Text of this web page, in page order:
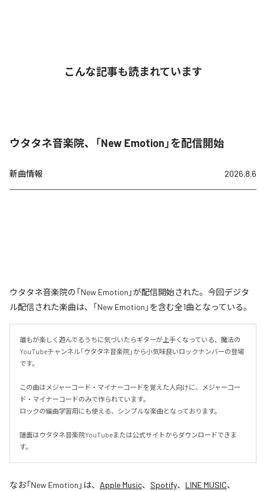
こんな記事も読まれています
ウタタネ音楽院、「New Emotion」を配信開始
新曲情報 2026.8.6
ウタタネ音楽院の「New Emotion」が配信開始された。今回デジタ
ル配信された楽曲は、「New Emotion」を含む全1曲となっている。
誰もが楽しく遊んでるうちに気づいたらギターが上手くなっている、魔法の
YouTubeチャンネル「ウタタネ音楽院」から小気味良いロックナンバーの登場
です。
この曲はメジャーコード・マイナーコードを覚えた人向けに、メジャーコー
ド・マイナーコードのみで作られています。
ロックの編曲学習用にも使える、シンプルな楽曲となっております。
譜面はウタタネ音楽院YouTubeまたは公式サイトからダウンロードできま
す。
なお「New Emotion 」は、 Apple Music、 Spotify、 LINE MUSIC、